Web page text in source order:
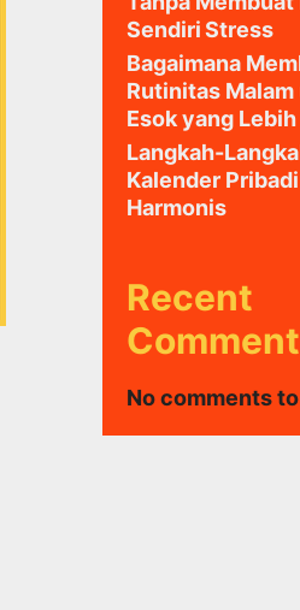
Sendiri Stress
Bagaimana
Rutinitas Malam
Esok yang
Langkah-
Kalender
Harmonis
Recent
No comments